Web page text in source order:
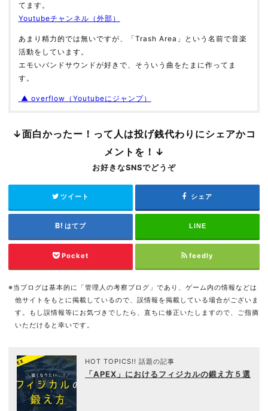
てます。
Youtubeチャンネル（外部）
あまり精力的では無いですが、「Trash Area」という名前で音楽
活動をしています。
エモいバンドサウンドが好きで、そういう曲をたまに作ってま
す。
▲ overflow（Youtubeにジャンプ）
↓面白かったー！って人は投げ銭代わりにシェアかコ
メントを！↓
お好きなSNSでどうぞ
ツイート シェア
はてブ LINE
Pocket feedly
※当ブログは基本的に「管理人の考察ブログ」であり、ゲーム内の情報などは
他サイトをもとに掲載しているので、誤情報を掲載している場合がございま
す。もし誤情報等にお気づきでしたら、直ちに修正いたしますので、ご指摘
いただけると幸いです。
HOT TOPICS!! 話題の記事
「APEX」におけるフィジカルの鍛え方５選